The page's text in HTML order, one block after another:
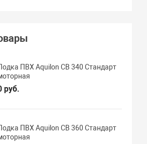
ПВХ Aquilon CB 340 Стандарт
руб.
ПВХ Aquilon CB 360 Стандарт